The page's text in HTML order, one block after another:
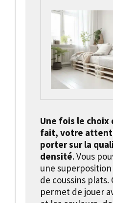
Une fois le choix
fait, votre
porter sur la
densité. Vous
une
de coussins
permet de jouer